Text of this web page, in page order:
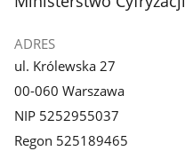
ADRES
ul. Królewska 27
00-060 Warszawa
NIP 5252955037
Regon 525189465